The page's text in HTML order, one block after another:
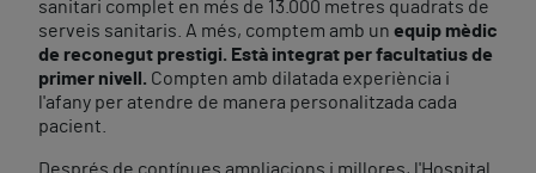
sanitari complet en més de 13.000 metres quadrats de
serveis sanitaris. A més, comptem amb un equip mèdic
de reconegut prestigi. Està integrat per facultatius de
primer nivell. Compten amb dilatada experiència i
l'afany per atendre de manera personalitzada cada
pacient.